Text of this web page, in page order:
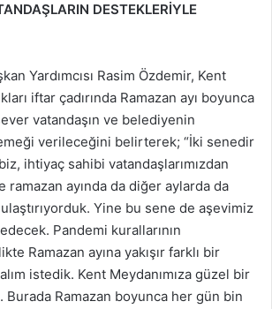
DESTEKLERİYLE
Yardımcısı Rasim Özdemir, Kent
iftar çadırında Ramazan ayı boyunca
vatandaşın ve belediyenin
verileceğini belirterek; “İki senedir
ihtiyaç sahibi vatandaşlarımızdan
ramazan ayında da diğer aylarda da
Yine bu sene de aşevimiz
Pandemi kurallarının
Ramazan ayına yakışır farklı bir
istedik. Kent Meydanımıza güzel bir
Burada Ramazan boyunca her gün bin